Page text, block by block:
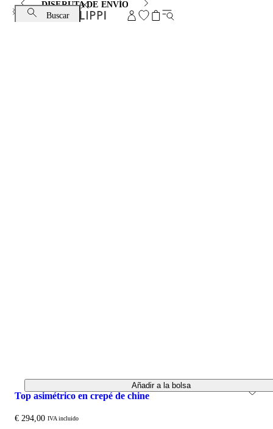
DISFRUTA DE ENVÍO ESTÁNDAR Y CAMBIO
Buscar
top asimétrico en crepé de chine
€ 294,00 IVA incluido
Añadir a la bolsa